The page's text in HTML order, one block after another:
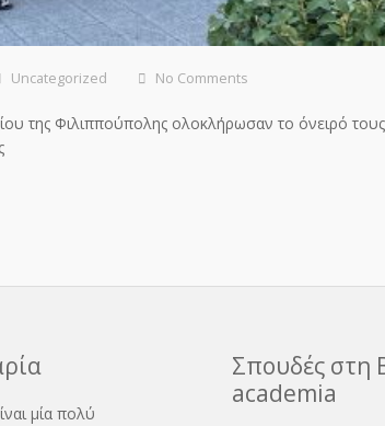
Uncategorized No Comments
της Φιλιππούπολης ολοκλήρωσαν το όνειρό τους
μία πολύ
Σπουδές στη
academia